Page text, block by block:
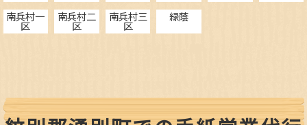
南兵村一
区
南兵村二
区
南兵村三
区
緑蔭